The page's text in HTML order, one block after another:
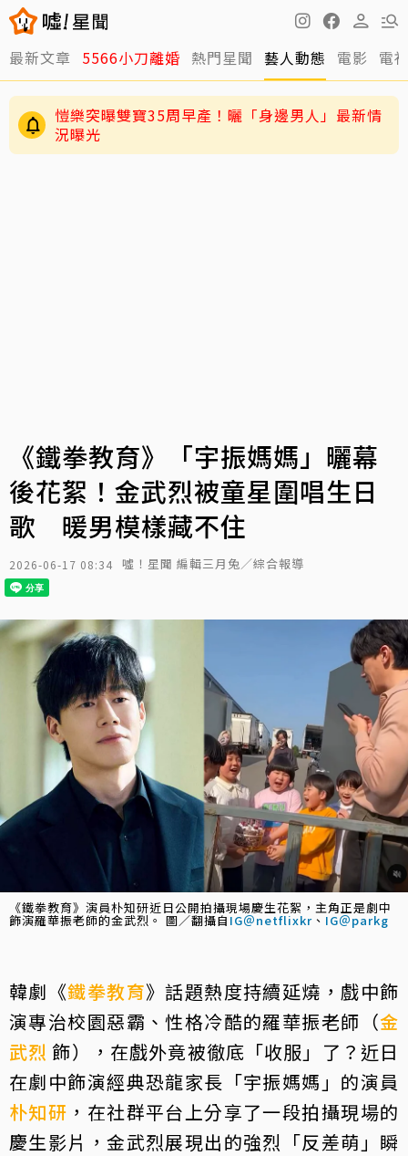
最新文章 5566小刀離婚 熱門星聞 藝人動態 電影 電
愷樂突曝雙寶35周早產！曬「身邊男人」最新情
況曝光
《鐵拳教育》「宇振媽媽」曬幕
後花絮！金武烈被童星圍唱生日
歌 暖男模樣藏不住
2026-06-17 08:34 噓！星聞 編輯三月兔／綜合報導
《鐵拳教育》演員朴知研近日公開拍攝現場慶生花絮，主角正是劇中
飾演羅華振老師的金武烈。 圖／翻攝自 IG＠netflixkr 、 IG＠parkg
韓劇《鐵拳教育》話題熱度持續延燒，戲中飾
演專治校園惡霸、性格冷酷的羅華振老師（金
武烈 飾），在戲外竟被徹底「收服」了？近日
在劇中飾演經典恐龍家長「宇振媽媽」的演員
朴知研 ，在社群平台上分享了一段拍攝現場的
慶生影片，金武烈展現出的強烈「反差萌」瞬